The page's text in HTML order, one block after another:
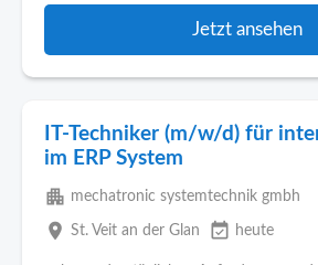
Jetzt ansehen
IT-Techniker (m/w/d) für
im ERP System
apartment mechatronic systemtechnik gmbh
place St. Veit an der Glan event_available heute